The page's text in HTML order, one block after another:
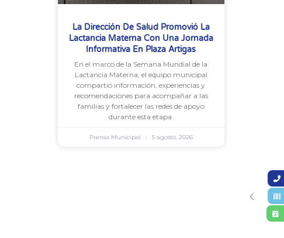
La Dirección De Salud Promovió La
Lactancia Materna Con Una Jornada
Informativa En Plaza Artigas
En el marco de la Semana Mundial de la
Lactancia Materna, el equipo municipal
compartió información, experiencias y
recomendaciones para acompañar a las
familias y fortalecer las redes de apoyo
durante esta etapa.
Prensa Municipal 5 agosto, 2026